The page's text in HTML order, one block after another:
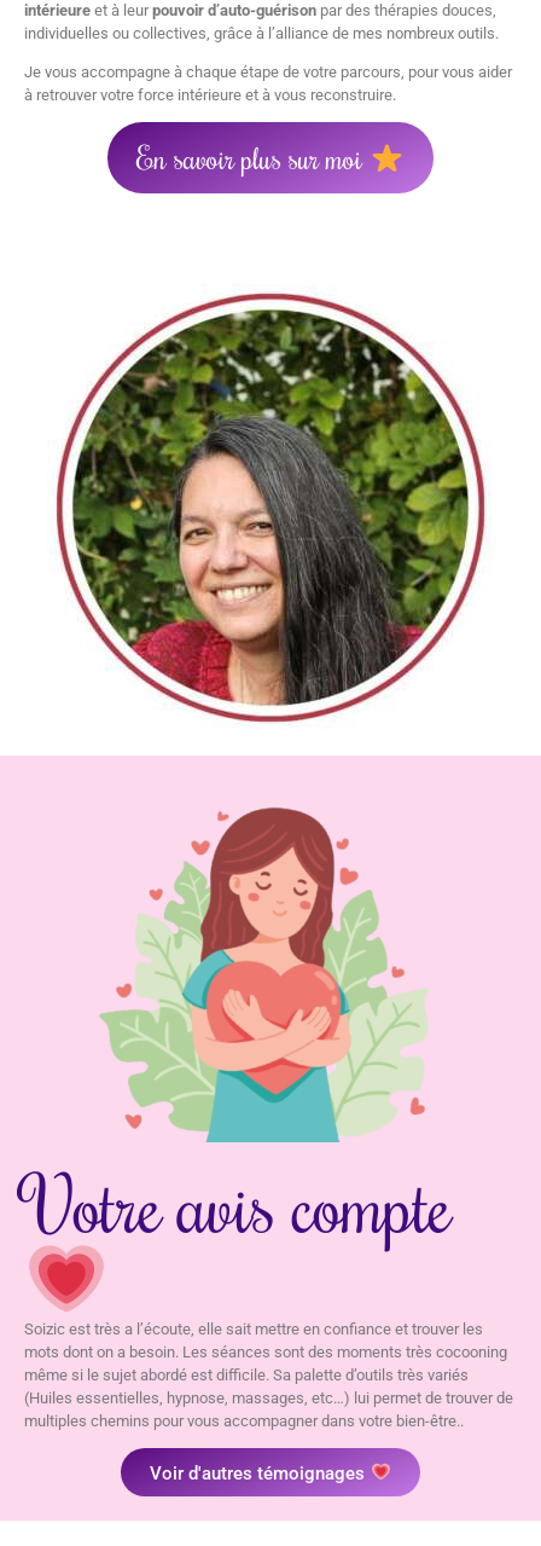
intérieure et à leurpouvoir d’auto-guérison pardes thérapies douces,
individuelles ou collectives, grâce à l’alliance de mes nombreux outil s.
Je vous accompagne à chaque étape de votre parcours, pour vous aider
à retrouver votre force intérieure et à vous reconstruire.
En savoir plus sur moi
Votre avis compte
Soizic est très a l’écoute, elle sait mettre en confiance et trouver les
mots dont on a besoin. Les séances sont des moments très cocooning
même si le sujet abordé est difficile. Sa palette d’outils très variés
(Huiles essentielles, hypnose, massages, etc…) lui permet de trouver de
multiples chemins pour vous accompagner dans votre bien-être..
Voir d'autres témoignages